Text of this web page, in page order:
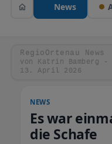
News
RegioOrtenau News
von Katrin Bamberg -
13. April 2026
NEWS
Es war
die Schafe